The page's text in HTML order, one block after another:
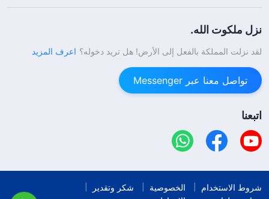
نزل ملكوت الله.
لقد نزلت المملكة بالفعل إلى الأرض! هل تريد دخوله؟ اعرف المزيد
تواصل معنا عبر Messenger
اتبعنا
شروط الاستخدام الخصوصية
شكر وتقدير